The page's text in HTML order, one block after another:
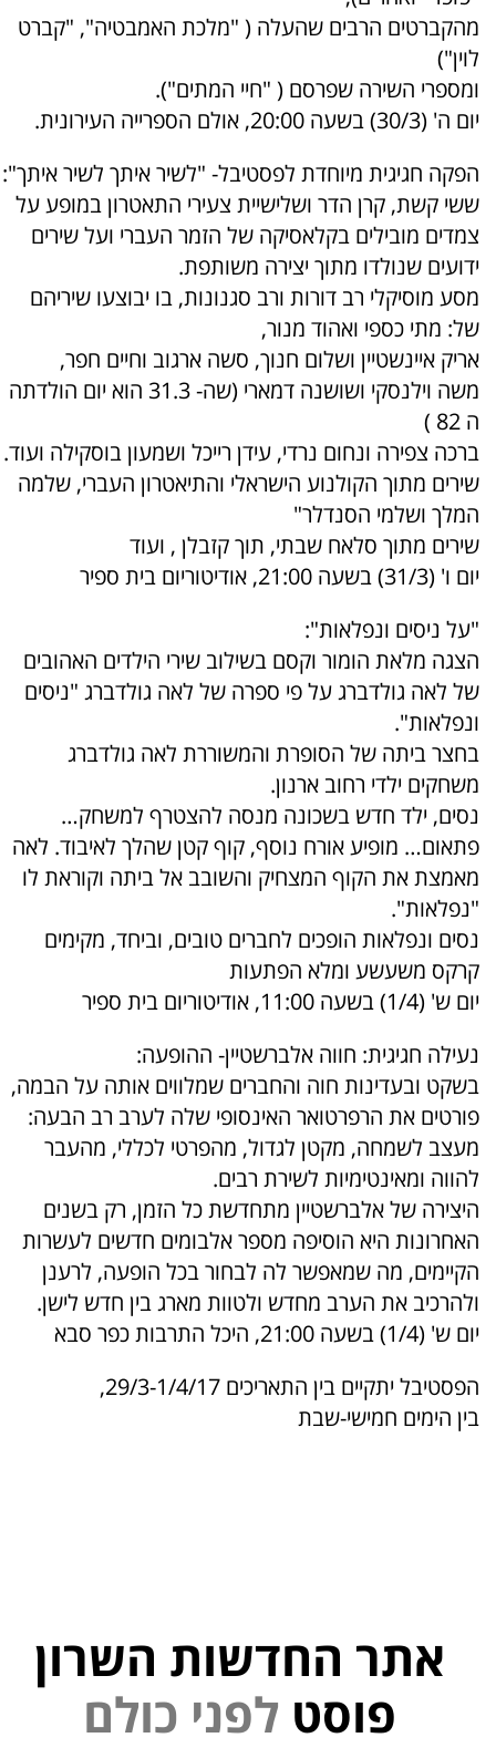
מהקברטים הרבים שהעלה ( "מלכת האמבטיה", "קברט
לוין")
ומספרי השירה שפרסם ( "חיי המתים").
יום ה' (30/3) בשעה 20:00, אולם הספרייה העירונית.
הפקה חגיגית מיוחדת לפסטיבל- "לשיר איתך לשיר איתך":
ששי קשת, קרן הדר ושלישיית צעירי התאטרון במופע על
צמדים מובילים בקלאסיקה של הזמר העברי ועל שירים
ידועים שנולדו מתוך יצירה משותפת.
מסע מוסיקלי רב דורות ורב סגנונות, בו יבוצעו שיריהם
של: מתי כספי ואהוד מנור,
אריק איינשטיין ושלום חנוך, סשה ארגוב וחיים חפר,
משה וילנסקי ושושנה דמארי (שה- 31.3 הוא יום הולדתה
ה 82 )
ברכה צפירה ונחום נרדי, עידן רייכל ושמעון בוסקילה ועוד.
שירים מתוך הקולנוע הישראלי והתיאטרון העברי, שלמה
המלך ושלמי הסנדלר"
שירים מתוך סלאח שבתי, תוך קזבלן , ועוד
יום ו' (31/3) בשעה 21:00, אודיטוריום בית ספיר
"על ניסים ונפלאות":
הצגה מלאת הומור וקסם בשילוב שירי הילדים האהובים
של לאה גולדברג על פי ספרה של לאה גולדברג "ניסים
ונפלאות".
בחצר ביתה של הסופרת והמשוררת לאה גולדברג
משחקים ילדי רחוב ארנון.
נסים, ילד חדש בשכונה מנסה להצטרף למשחק…
פתאום… מופיע אורח נוסף, קוף קטן שהלך לאיבוד. לאה
מאמצת את הקוף המצחיק והשובב אל ביתה וקוראת לו
"נפלאות".
נסים ונפלאות הופכים לחברים טובים, וביחד, מקימים
קרקס משעשע ומלא הפתעות
יום ש' (1/4) בשעה 11:00, אודיטוריום בית ספיר
נעילה חגיגית: חווה אלברשטיין- ההופעה:
בשקט ובעדינות חוה והחברים שמלווים אותה על הבמה,
פורטים את הרפרטואר האינסופי שלה לערב רב הבעה:
מעצב לשמחה, מקטן לגדול, מהפרטי לכללי, מהעבר
להווה ומאינטימיות לשירת רבים.
היצירה של אלברשטיין מתחדשת כל הזמן, רק בשנים
האחרונות היא הוסיפה מספר אלבומים חדשים לעשרות
הקיימים, מה שמאפשר לה לבחור בכל הופעה, לרענן
ולהרכיב את הערב מחדש ולטוות מארג בין חדש לישן.
יום ש' (1/4) בשעה 21:00, היכל התרבות כפר סבא
הפסטיבל יתקיים בין התאריכים 29/3-1/4/17,
בין הימים חמישי-שבת
אתר החדשות השרון
פוסט
ל ם